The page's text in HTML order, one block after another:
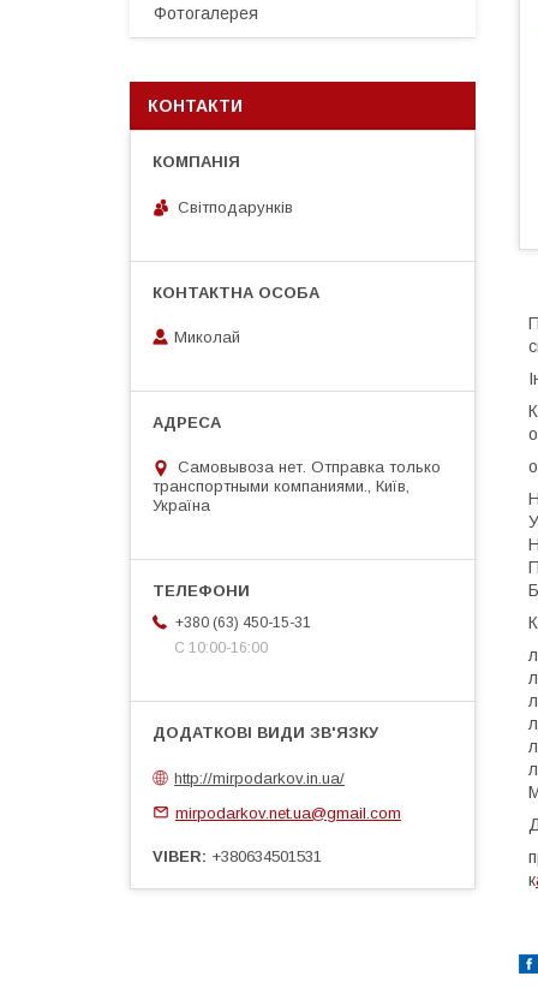
к
Фотогалерея
КОНТАКТИ
Світподарунків
Миколай
Самовывоза нет. Отправка только
транспортными компаниями., Київ,
Україна
+380 (63) 450-15-31
С 10:00-16:00
http://mirpodarkov.in.ua/
mirpodarkov.net.ua@gmail.com
VIBER +380634501531